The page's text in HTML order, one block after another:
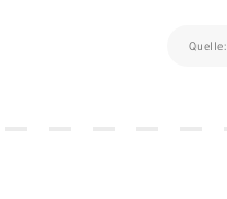
Quelle: